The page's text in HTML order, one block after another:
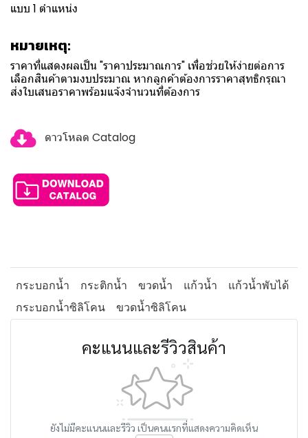
แบบ 1 ตำแหน่ง
หมายเหตุ:
ราคาที่แสดงผลเป็น "ราคาประมาณการ" เพื่อช่วยให้ง่ายต่อการ
เลือกสินค้าตามงบประมาณ หากลูกค้าต้องการราคาสุทธิกรุณา
ส่งใบเสนอราคาพร้อมแจ้งจำนวนที่ต้องการ
ดาวโหลด Catalog
กระบอกน้ำ กระติกน้ำ ขวดน้ำ แก้วน้ำ
แก้วน้ำพับได้
กระบอกน้ำซิลิโคน
ขวดน้ำซิลิโคน
คะแนนและรีวิวสินค้า
ยังไม่มีคะแนนและรีวิว เป็นคนแรกที่แสดงความคิดเห็น